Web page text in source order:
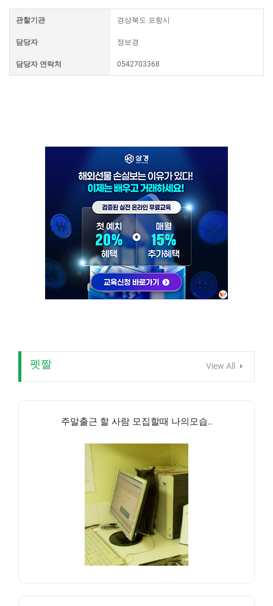
관할기관 경상북도 포항시
담당자 정보경
담당자 연락처 0542703368
펫짤 View All
주말출근 할 사람 모집할때 나의모습..